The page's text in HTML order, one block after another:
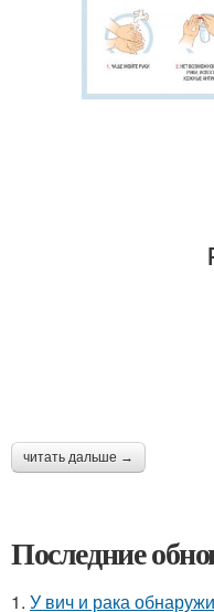
читать дальше →
Последние
1. У вич и рака